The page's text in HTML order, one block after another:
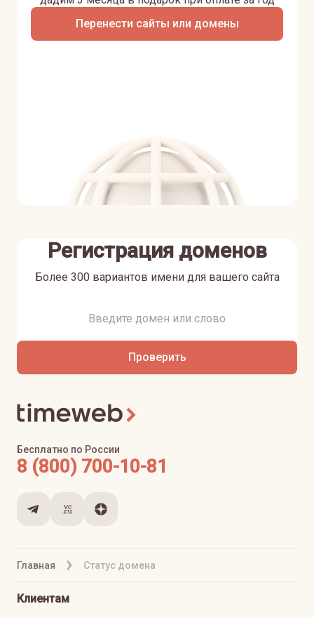
Перенести сайты или домены
Регистрация доменов
Более 300 вариантов имени для вашего сайта
Проверить
Главная Статус домена
Бесплатно по России
8 (800) 700-10-81
Клиентам